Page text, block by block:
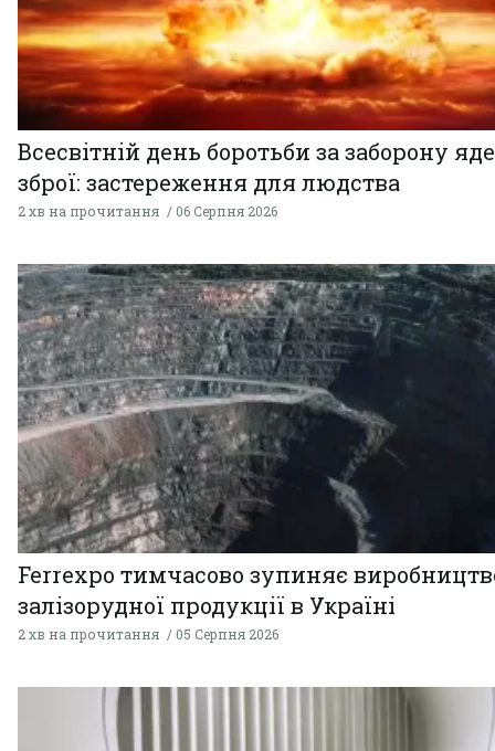
Всесвітній день боротьби за заборону
зброї: застереження для людства
2 хв на прочитання 06 Серпня 2026
Ferrexpo тимчасово зупиняє
залізорудної продукції в Україні
2 хв на прочитання 05 Серпня 2026